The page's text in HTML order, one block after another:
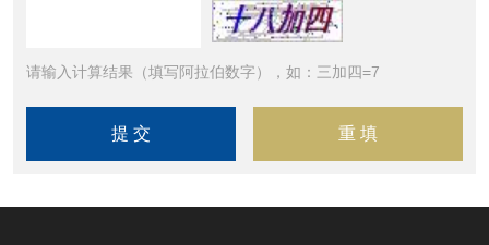
请输入计算结果（填写阿拉伯数字），如：三加四=7